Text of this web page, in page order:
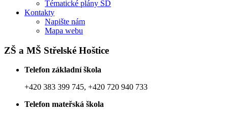
Tématické plány ŠD
Kontakty
Napište nám
Mapa webu
ZŠ a MŠ Střelské Hoštice
Telefon základní škola
+420 383 399 745, +420 720 940 733
Telefon mateřská škola